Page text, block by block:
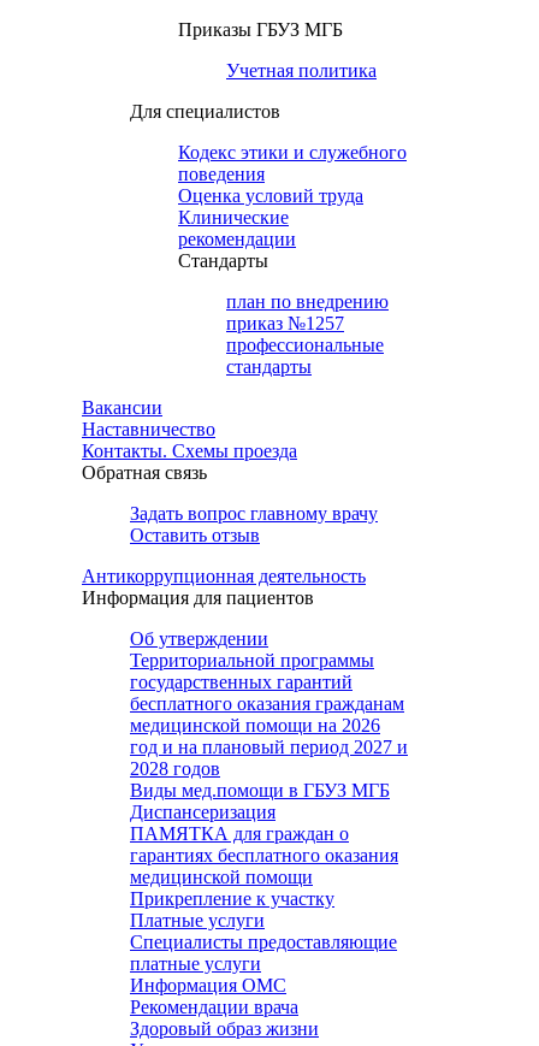
Приказы ГБУЗ МГБ
Учетная политика
Для специалистов
Кодекс этики и служебного
поведения
Оценка условий труда
Клинические
рекомендации
Cтандарты
план по внедрению
приказ №1257
профессиональные
стандарты
Вакансии
Наставничество
Контакты. Схемы проезда
Обратная связь
Задать вопрос главному врачу
Оставить отзыв
Антикоррупционная деятельность
Информация для пациентов
Об утверждении
Территориальной программы
государственных гарантий
бесплатного оказания гражданам
медицинской помощи на 2026
год и на плановый период 2027 и
2028 годов
Виды мед.помощи в ГБУЗ МГБ
Диспансеризация
ПАМЯТКА для граждан о
гарантиях бесплатного оказания
медицинской помощи
Прикрепление к участку
Платные услуги
Специалисты предоставляющие
платные услуги
Информация ОМС
Рекомендации врача
Здоровый образ жизни